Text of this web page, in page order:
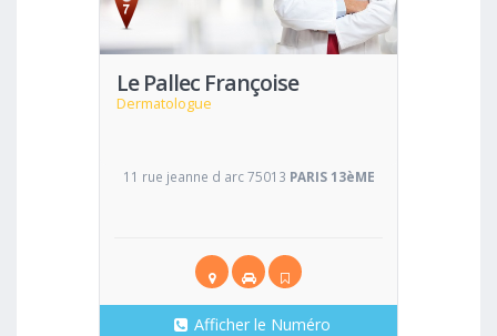
Le Pallec Françoise
Dermatologue
11 rue jeanne d arc 75013 PARIS 13èME
Afficher le Numéro